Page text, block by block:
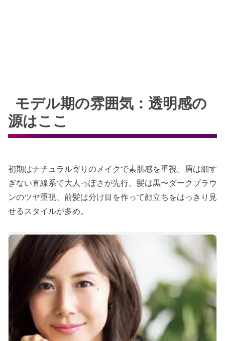
モデル期の雰囲気：透明感の
源はここ
初期はナチュラル寄りのメイクで素肌感を重視。眉は細す
ぎない直線系で大人っぽさが先行。髪は黒〜ダークブラウ
ンのツヤ重視、前髪は分け目を作って顔立ちをはっきり見
せるスタイルが多め。